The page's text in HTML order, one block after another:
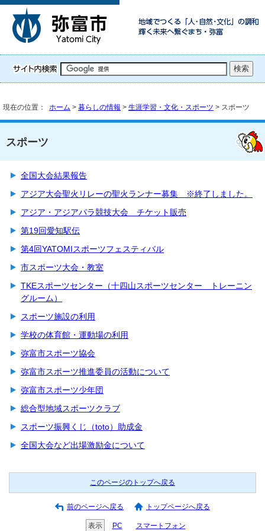
現在の位置： ホーム > 暮らしの情報 > 生涯学習・文化・スポーツ > スポーツ
スポーツ
全国大会結果報告
アジア大会聖火リレーの聖火ランナー募集 ※終了しました。
アジア・アジアパラ競技大会 チケット販売
第19回愛知駅伝
第4回YATOMIスポーツフェスティバル
市スポーツ大会・教室
TKEスポーツセンター（十四山スポーツセンター トレーニン
グルーム）
スポーツ施設の利用
学校の体育館・運動場の利用
弥富市スポーツ協会
弥富市スポーツ推進委員の活動について
弥富市スポーツ少年団
総合型地域スポーツクラブ
スポーツ振興くじ（toto）助成金
全国大会など出場激励金について
このページのトップへ戻る
前のページへ戻る トップページへ戻る
表示 PC スマートフォン